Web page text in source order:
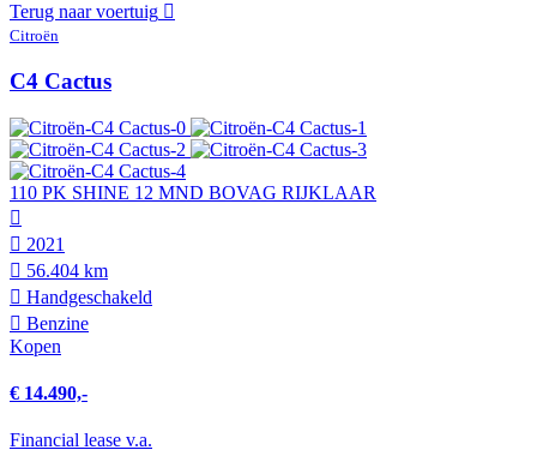
Terug naar voertuig
Citroën
C4 Cactus
110 PK SHINE 12 MND BOVAG RIJKLAAR
2021
56.404 km
Hand­geschakeld
Benzine
Kopen
€ 14.490,-
Financial lease v.a.